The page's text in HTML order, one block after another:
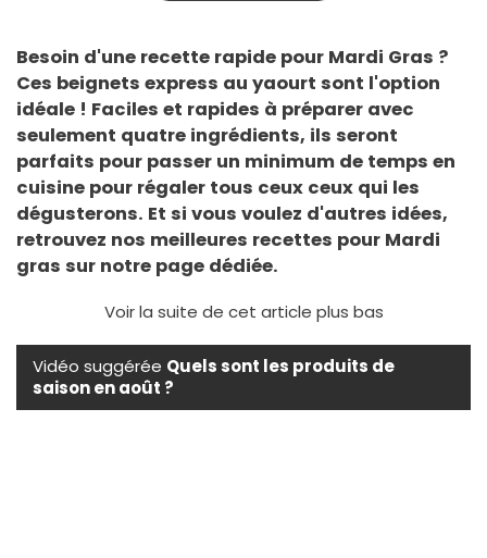
Besoin d'une recette rapide pour Mardi Gras ?
Ces beignets express au yaourt sont l'option
idéale ! Faciles et rapides à préparer avec
seulement quatre ingrédients, ils seront
parfaits pour passer un minimum de temps en
cuisine pour régaler tous ceux ceux qui les
dégusterons. Et si vous voulez d'autres idées,
retrouvez nos meilleures recettes pour Mardi
gras sur notre page dédiée.
Voir la suite de cet article plus bas
Vidéo suggérée Quels sont les produits de
saison en août ?